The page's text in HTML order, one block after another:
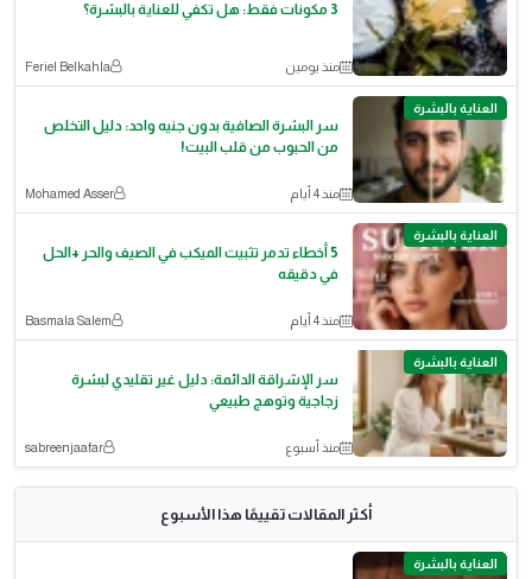
3 مكونات فقط: هل تكفي للعناية بالبشرة؟
منذ يومين Feriel Belkahla
العناية بالبشرة
سر البشرة الصافية بدون جنيه واحد: دليل التخلص
من الحبوب من قلب البيت!
منذ 4 أيام Mohamed Asser
العناية بالبشرة
5 أخطاء تدمر تثبيت الميكب في الصيف والحر +الحل
في دقيقه
منذ 4 أيام Basmala Salem
العناية بالبشرة
سر الإشراقة الدائمة: دليل غير تقليدي لبشرة
زجاجية وتوهج طبيعي
منذ أسبوع sabreenjaafar
أكثر المقالات تقييمًا هذا الأسبوع
العناية بالبشرة